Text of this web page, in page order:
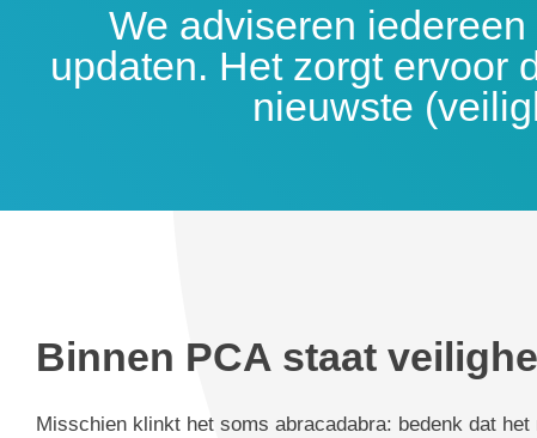
We adviseren
updaten. Het zorgt ervoor
nieuwste
Binnen PCA staat
Misschien klinkt het soms abracadabra: bedenk dat